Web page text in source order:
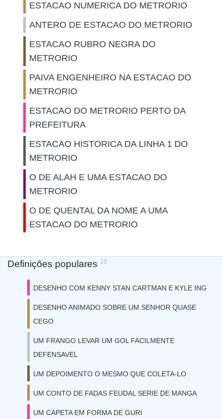
ESTACAO NUMERICA DO METRORIO
ANTERO DE ESTACAO DO METRORIO
ESTACAO RUBRO NEGRA DO
METRORIO
PAIVA ENGENHEIRO NA ESTACAO DO
METRORIO
ESTACAO DO METRORIO PERTO DA
PREFEITURA
ESTACAO HISTORICA DA LINHA 1 DO
METRORIO
O DE ALAH E UMA ESTACAO DO
METRORIO
O DE QUENTAL DA NOME A UMA
ESTACAO DO METRORIO
Definições populares 10
DESENHO COM KENNY STAN CARTMAN E KYLE ING
DESENHO ANIMADO SOBRE UM SENHOR QUASE
CEGO
UM FRANGO LEVAR UM GOL FACILMENTE
DEFENSAVEL
UM DEPOIMENTO O MESMO QUE COLETA-LO
UM CONTO DE FADAS FEUDAL SERIE DE MANGA
UM CAPETA EM FORMA DE GURI